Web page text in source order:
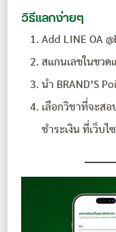
วิธีแลกง่ายๆ
Add LINE OA
สแกนเลขในขว
นำ BRAND’S
เลือกวิชาที่จะส
ชำระเงิน ที่เว็บไ